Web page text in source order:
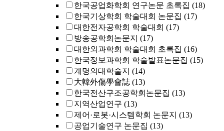
한국공업화학회 연구논문 초록집 (18)
한국기상학회 학술대회 논문집 (17)
대한전자공학회 학술대회 (17)
방송공학회논문지 (17)
대한외과학회 학술대회 초록집 (16)
한국정보과학회 학술발표논문집 (15)
계명의대학술지 (14)
大韓外傷學會誌 (13)
한국전산구조공학회논문집 (13)
지역산업연구 (13)
제어·로봇·시스템학회 논문지 (13)
공업기술연구 논문집 (13)